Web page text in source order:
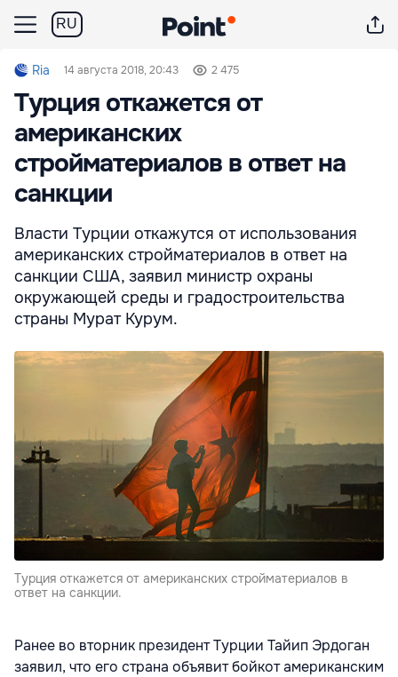
RU
Ria 14 августа 2018, 20:43 2 475
Турция откажется от
американских
стройматериалов в ответ на
санкции
Власти Турции откажутся от использования
американских стройматериалов в ответ на
санкции США, заявил министр охраны
окружающей среды и градостроительства
страны Мурат Курум.
Турция откажется от американских стройматериалов в
ответ на санкции.
Ранее во вторник президент Турции Тайип Эрдоган
заявил, что его страна объявит бойкот американским